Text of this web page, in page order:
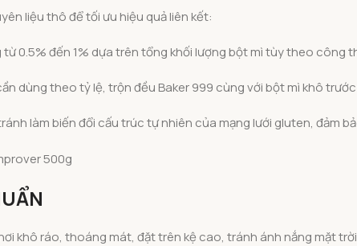
liệu thô để tối ưu hiệu quả liên kết:
0.5% đến 1% dựa trên tổng khối lượng bột mì tùy theo công
dùng theo tỷ lệ, trộn đều Baker 999 cùng với bột mì khô
làm biến đổi cấu trúc tự nhiên của mạng lưới gluten, đảm
khô ráo, thoáng mát, đặt trên kệ cao, tránh ánh nắng mặt